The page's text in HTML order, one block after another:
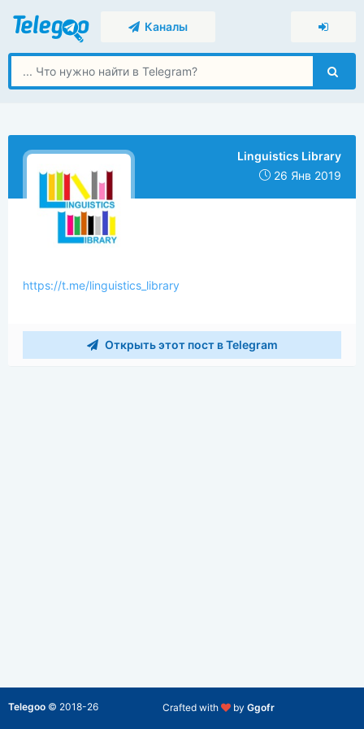
Каналы
Linguistics Library
26 Янв 2019
https://t.me/linguistics_library
Открыть этот пост в Telegram
Crafted with by Ggofr
Telegoo © 2018-26